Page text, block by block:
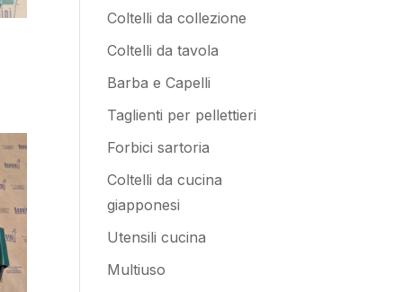
Coltelli da collezione
Coltelli da tavola
Barba e Capelli
Taglienti per pellettieri
Forbici sartoria
Coltelli da cucina
giapponesi
Utensili cucina
Multiuso